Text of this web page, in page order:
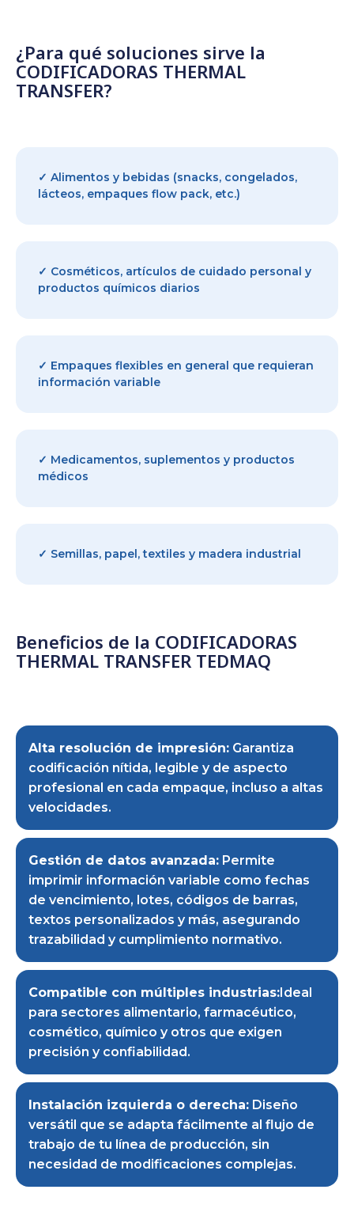
¿Para qué soluciones sirve la
CODIFICADORAS THERMAL
TRANSFER?
✓ Alimentos y bebidas (snacks, congelados,
lácteos, empaques flow pack, etc.)
✓ Cosméticos, artículos de cuidado personal y
productos químicos diarios
✓ Empaques flexibles en general que requieran
información variable
✓ Medicamentos, suplementos y productos
médicos
✓ Semillas, papel, textiles y madera industrial
Beneficios de la CODIFICADORAS
THERMAL TRANSFER TEDMAQ
Alta resolución de impresión: Garantiza
codificación nítida, legible y de aspecto
profesional en cada empaque, incluso a altas
velocidades.
Gestión de datos avanzada: Permite
imprimir información variable como fechas
de vencimiento, lotes, códigos de barras,
textos personalizados y más, asegurando
trazabilidad y cumplimiento normativo.
Compatible con múltiples industrias:Ideal
para sectores alimentario, farmacéutico,
cosmético, químico y otros que exigen
precisión y confiabilidad.
Instalación izquierda o derecha: Diseño
versátil que se adapta fácilmente al flujo de
trabajo de tu línea de producción, sin
necesidad de modificaciones complejas.